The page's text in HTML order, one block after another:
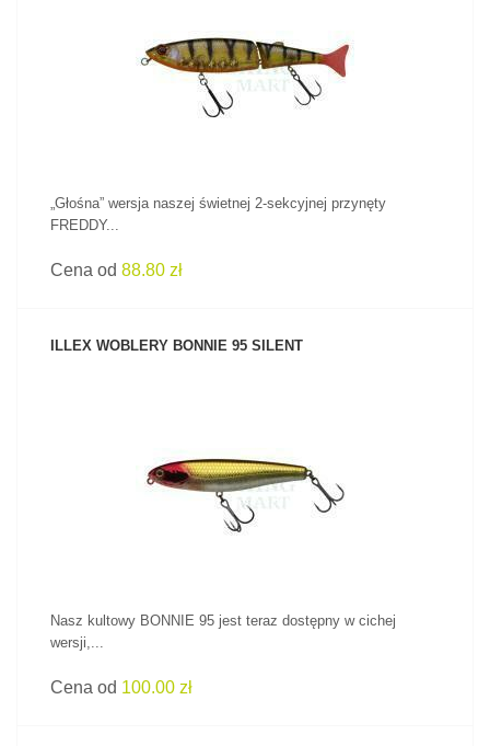
ZOBACZ PRODUKT
„Głośna” wersja naszej świetnej 2-sekcyjnej przynęty
FREDDY...
Cena od 88.80 zł
ILLEX WOBLERY BONNIE 95 SILENT
ZOBACZ PRODUKT
Nasz kultowy BONNIE 95 jest teraz dostępny w cichej
wersji,...
Cena od 100.00 zł